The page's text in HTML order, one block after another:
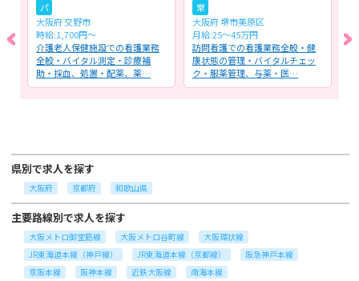
パ
大阪府 交野市
時給:1,700円～
介護老人保健施設での看護業務
全般・バイタル測定・診療補
助・採血、処置・配薬、薬…
常
大阪府 堺市美原区
月給:25～45万円
訪問看護での看護業務全般・健
康状態の管理・バイタルチェッ
ク・服薬管理、与薬・医…
県別で求人を探す
大阪府 京都府 和歌山県
主要路線別で求人を探す
大阪メトロ御堂筋線 大阪メトロ谷町線
大阪環状線
JR東海道本線（神戸線）
JR東海道本線（京都線）
阪急神戸本線
京阪本線
阪神本線 近鉄大阪線 南海本線